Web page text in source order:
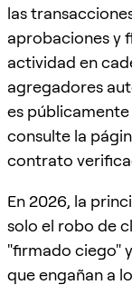
las
aprobaciones y
actividad en
agregadores
es
consulte la
contrato
En 2026, la
solo el robo de
"firmado ciego"
que engañan a